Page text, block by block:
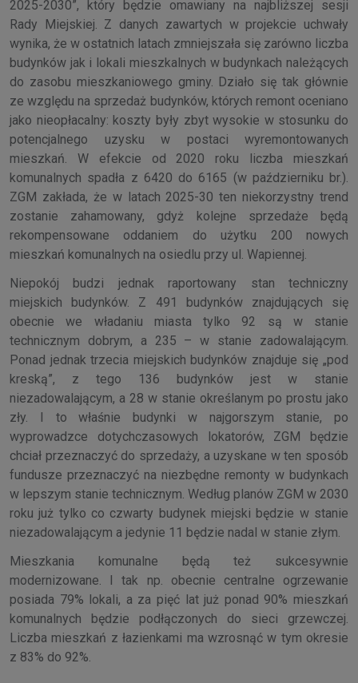
2025-2030”, który będzie omawiany na najbliższej sesji
Rady Miejskiej. Z danych zawartych w projekcie uchwały
wynika, że w ostatnich latach zmniejszała się zarówno liczba
budynków jak i lokali mieszkalnych w budynkach należących
do zasobu mieszkaniowego gminy. Działo się tak głównie
ze względu na sprzedaż budynków, których remont oceniano
jako nieopłacalny: koszty były zbyt wysokie w stosunku do
potencjalnego uzysku w postaci wyremontowanych
mieszkań. W efekcie od 2020 roku liczba mieszkań
komunalnych spadła z 6420 do 6165 (w październiku br.).
ZGM zakłada, że w latach 2025-30 ten niekorzystny trend
zostanie zahamowany, gdyż kolejne sprzedaże będą
rekompensowane oddaniem do użytku 200 nowych
mieszkań komunalnych na osiedlu przy ul. Wapiennej.
Niepokój budzi jednak raportowany stan techniczny
miejskich budynków. Z 491 budynków znajdujących się
obecnie we władaniu miasta tylko 92 są w stanie
technicznym dobrym, a 235 – w stanie zadowalającym.
Ponad jednak trzecia miejskich budynków znajduje się „pod
kreską”, z tego 136 budynków jest w stanie
niezadowalającym, a 28 w stanie określanym po prostu jako
zły. I to właśnie budynki w najgorszym stanie, po
wyprowadzce dotychczasowych lokatorów, ZGM będzie
chciał przeznaczyć do sprzedaży, a uzyskane w ten sposób
fundusze przeznaczyć na niezbędne remonty w budynkach
w lepszym stanie technicznym. Według planów ZGM w 2030
roku już tylko co czwarty budynek miejski będzie w stanie
niezadowalającym a jedynie 11 będzie nadal w stanie złym.
Mieszkania komunalne będą też sukcesywnie
modernizowane. I tak np. obecnie centralne ogrzewanie
posiada 79% lokali, a za pięć lat już ponad 90% mieszkań
komunalnych będzie podłączonych do sieci grzewczej.
Liczba mieszkań z łazienkami ma wzrosnąć w tym okresie
z 83% do 92%.